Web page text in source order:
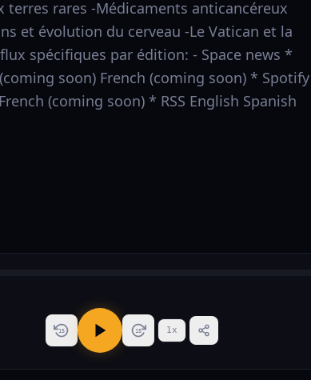
terres rares -Médicaments anticancéreux
et évolution du cerveau -Le Vatican et la
spécifiques par édition: - Space news *
soon) French (coming soon) * Spotify
(coming soon) * RSS English Spanish
15 15 1x